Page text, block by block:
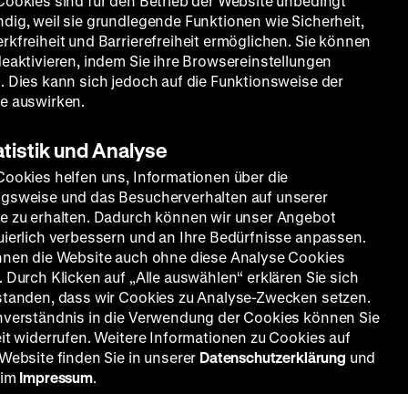
weil sie grundlegende Funktionen wie Sicherheit,
und Barrierefreiheit ermöglichen. Sie können
indem Sie ihre Browsereinstellungen
Dies kann sich jedoch auf die Funktionsweise der
auswirken.
und Analyse
helfen uns, Informationen über die
und das Besucherverhalten auf unserer
zu erhalten. Dadurch können wir unser Angebot
verbessern und an Ihre Bedürfnisse anpassen.
die Website auch ohne diese Analyse Cookies
Durch Klicken auf „Alle auswählen“ erklären Sie sich
dass wir Cookies zu Analyse-Zwecken setzen.
in die Verwendung der Cookies können Sie
widerrufen. Weitere Informationen zu Cookies auf
finden Sie in unserer Datenschutzerklärung und
Impressum.